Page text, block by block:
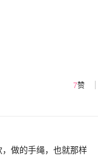
7赞
做的手绳，也就那样